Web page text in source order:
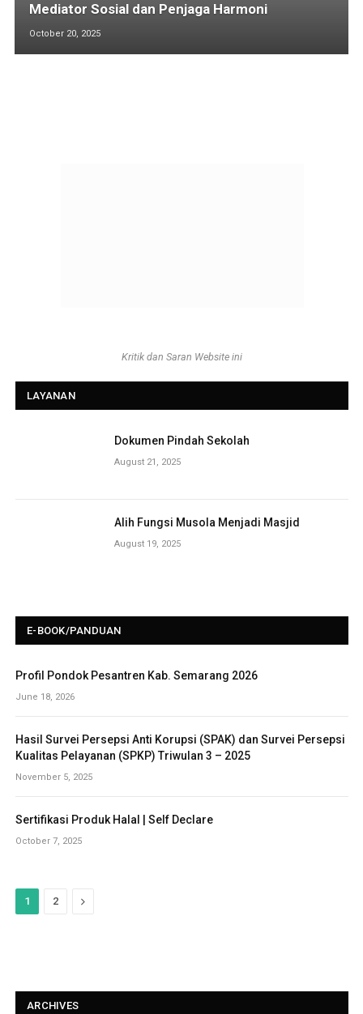
Mediator Sosial dan Penjaga Harmoni
October 20, 2025
Kritik dan Saran Website ini
LAYANAN
Dokumen Pindah Sekolah
August 21, 2025
Alih Fungsi Musola Menjadi Masjid
August 19, 2025
E-BOOK/PANDUAN
Profil Pondok Pesantren Kab. Semarang 2026
June 18, 2026
Hasil Survei Persepsi Anti Korupsi (SPAK) dan Survei Persepsi
Kualitas Pelayanan (SPKP) Triwulan 3 – 2025
November 5, 2025
Sertifikasi Produk Halal | Self Declare
October 7, 2025
1 2
N
ARCHIVES